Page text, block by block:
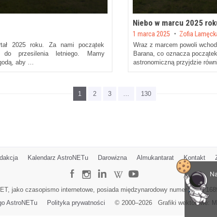
2025 roku. Za nami początek
do przesilenia letniego. Mamy
aby …
Niebo w marcu 2025
Posted on
1 marca 2025 by Zofia
Wraz z marcem powoli
Barana, co oznacza
astronomiczną przyjdzie
1 2 3 … 130
Kalendarz AstroNETu Darowizna Almukantarat Kontakt
jako czasopismo internetowe, posiada międzynarodowy numer ISSN
AstroNETu
Polityka prywatności © 2000–2026 Grafiki wektorowe: